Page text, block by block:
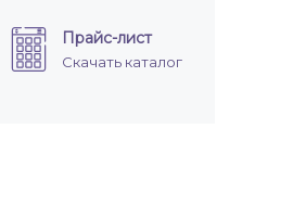
Прайс-лист
Скачать каталог